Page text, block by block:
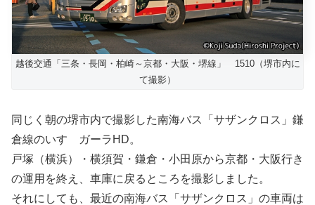
越後交通「三条・長岡・柏崎～京都・大阪・堺線」 1510（堺市内に
て撮影）
同じく朝の堺市内で撮影した南海バス「サザンクロス」鎌
倉線のいすゞガーラHD。
戸塚（横浜）・横須賀・鎌倉・小田原から京都・大阪行き
の運用を終え、車庫に戻るところを撮影しました。
それにしても、最近の南海バス「サザンクロス」の車両は